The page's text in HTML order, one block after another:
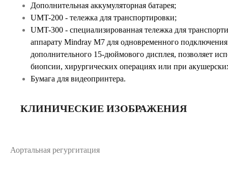
Дополнительная аккумуляторная батарея;
UMT-200 - тележка для транспортировки;
UMT-300 - специализированная тележка для
аппарату Mindray M7 для одновременного
дополнительного 15-дюймового дисплея, позволяет
биопсии, хирургических операциях или при
Бумага для видеопринтера.
КЛИНИЧЕСКИЕ ИЗОБРАЖЕНИЯ
Аортальная регургитация